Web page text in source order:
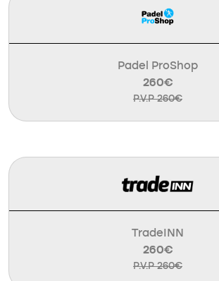
Padel ProShop
260€
P.V.P 260€
TradeINN
260€
P.V.P 260€